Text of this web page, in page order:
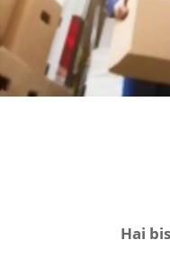
Hai